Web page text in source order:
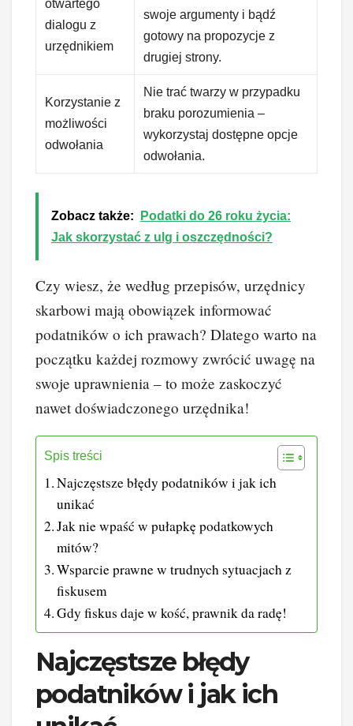
otwartego
dialogu z
urzędnikiem
swoje argumenty i bądź
gotowy na propozycje z
drugiej strony.
Korzystanie z
możliwości
odwołania
Nie trać twarzy w przypadku
braku porozumienia –
wykorzystaj dostępne opcje
odwołania.
Zobacz także:
Podatki do 26 roku życia:
Jak skorzystać z ulg i oszczędności?
Czy wiesz, że według przepisów, urzędnicy
skarbowi mają obowiązek informować
podatników o ich prawach? Dlatego warto na
początku każdej rozmowy zwrócić uwagę na
swoje uprawnienia – to może zaskoczyć
nawet doświadczonego urzędnika!
Spis treści
Najczęstsze błędy podatników i jak ich
unikać
Jak nie wpaść w pułapkę podatkowych
mitów?
Wsparcie prawne w trudnych sytuacjach z
fiskusem
Gdy fiskus daje w kość, prawnik da radę!
Najczęstsze błędy
podatników i jak ich